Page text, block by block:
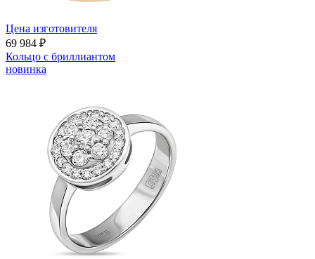
Цена изготовителя
69 984 ₽
Кольцо с бриллиантом
новинка